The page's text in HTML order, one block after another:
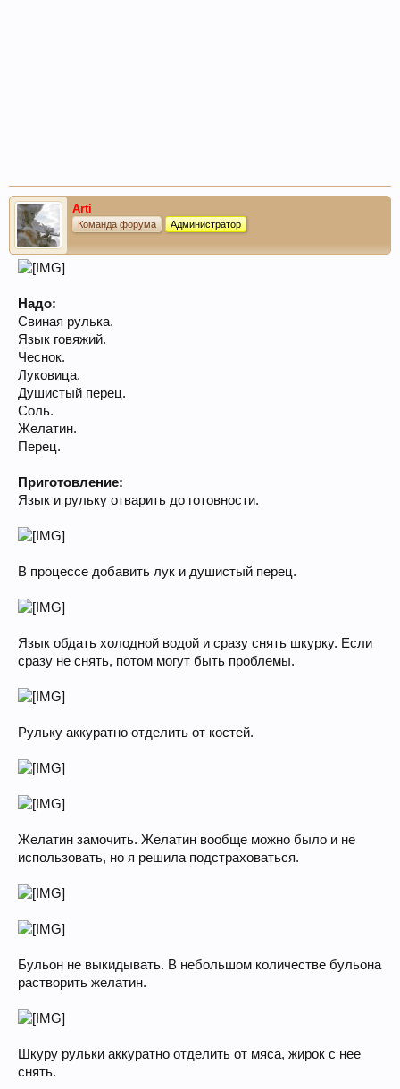
Arti
Команда форума Администратор
Надо:
Свиная рулька.
Язык говяжий.
Чеснок.
Луковица.
Душистый перец.
Соль.
Желатин.
Перец.
Приготовление:
Язык и рульку отварить до готовности.
В процессе добавить лук и душистый перец.
Язык обдать холодной водой и сразу снять шкурку. Если
сразу не снять, потом могут быть проблемы.
Рульку аккуратно отделить от костей.
Желатин замочить. Желатин вообще можно было и не
использовать, но я решила подстраховаться.
Бульон не выкидывать. В небольшом количестве бульона
растворить желатин.
Шкуру рульки аккуратно отделить от мяса, жирок с нее
снять.